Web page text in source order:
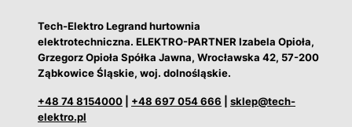
Tech-Elektro Legrand hurtownia
elektrotechniczna. ELEKTRO-PARTNER Izabela Opioła,
Grzegorz Opioła Spółka Jawna, Wrocławska 42, 57-200
Ząbkowice Śląskie, woj. dolnośląskie.
+48 74 8154000 +48 697 054 666
sklep@tech-
elektro.pl